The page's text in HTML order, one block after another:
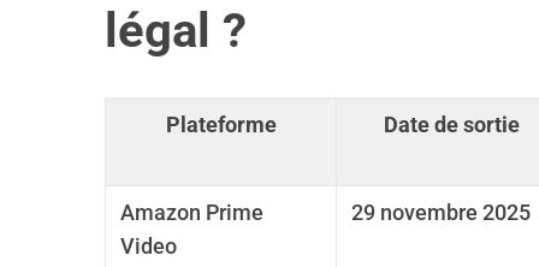
légal ?
Plateforme Date de sortie
Amazon Prime
Video
29 novembre 2025